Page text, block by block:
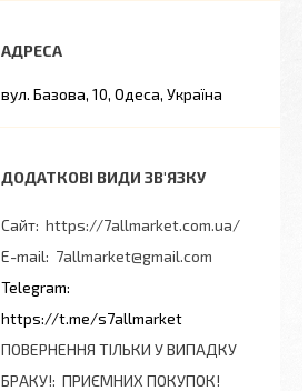
вул. Базова, 10, Одеса, Україна
https://7allmarket.com.ua/
7allmarket@gmail.com
https://t.me/s7allmarket
ПОВЕРНЕННЯ ТІЛЬКИ У ВИПАДКУ
БРАКУ! ПРИЄМНИХ ПОКУПОК!